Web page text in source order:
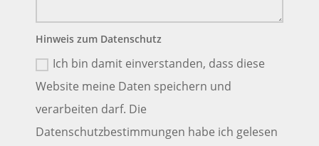
Hinweis zum Datenschutz
Ich bin damit einverstanden, dass diese
Website meine Daten speichern und
verarbeiten darf. Die
Datenschutzbestimmungen habe ich gelesen